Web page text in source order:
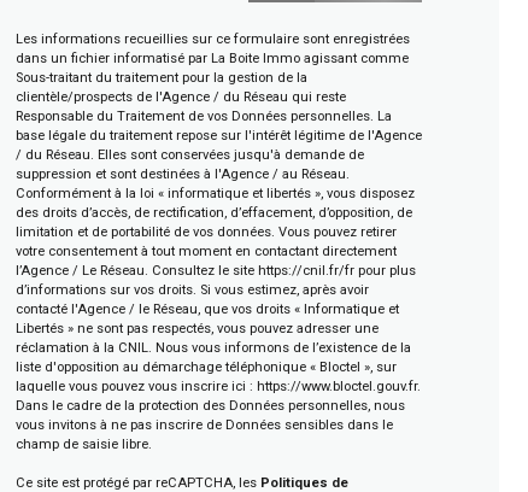
Les informations recueillies sur ce formulaire sont enregistrées
dans un fichier informatisé par La Boite Immo agissant comme
Sous-traitant du traitement pour la gestion de la
clientèle/prospects de l'Agence / du Réseau qui reste
Responsable du Traitement de vos Données personnelles. La
base légale du traitement repose sur l'intérêt légitime de l'Agence
/ du Réseau. Elles sont conservées jusqu'à demande de
suppression et sont destinées à l'Agence / au Réseau.
Conformément à la loi « informatique et libertés », vous disposez
des droits d’accès, de rectification, d’effacement, d’opposition, de
limitation et de portabilité de vos données. Vous pouvez retirer
votre consentement à tout moment en contactant directement
l’Agence / Le Réseau. Consultez le site https://cnil.fr/frpour plus
d’informations sur vos droits. Si vous estimez, après avoir
contacté l'Agence / le Réseau, que vos droits « Informatique et
Libertés » ne sont pas respectés, vous pouvez adresser une
réclamation à la CNIL. Nous vous informons de l’existence de la
liste d'opposition au démarchage téléphonique « Bloctel », sur
laquelle vous pouvez vous inscrire ici : https://www.bloctel.gouv.fr.
Dans le cadre de la protection des Données personnelles, nous
vous invitons à ne pas inscrire de Données sensibles dans le
champ de saisie libre.
Ce site est protégé par reCAPTCHA, les Politiques de